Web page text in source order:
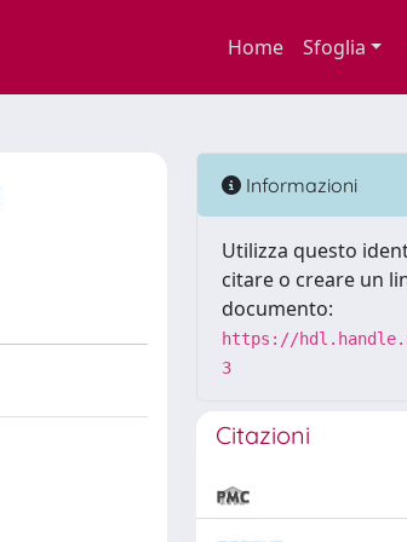
Home Sfoglia
Informazioni
Utilizza questo
citare o creare un
documento:
https://
3
Citazioni